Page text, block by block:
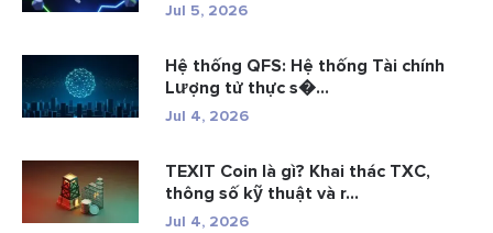
Jul 5, 2026
Hệ thống QFS: Hệ thống Tài chính
Lượng tử thực s�...
Jul 4, 2026
TEXIT Coin là gì? Khai thác TXC,
thông số kỹ thuật và r...
Jul 4, 2026